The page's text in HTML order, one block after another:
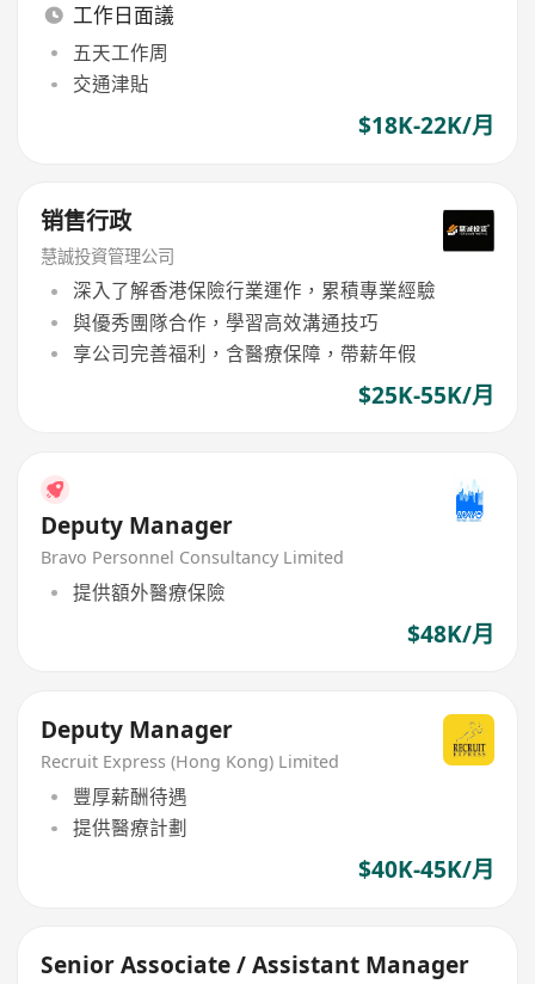
工作日面議
五天工作周
交通津貼
$18K-22K/月
销售行政
慧誠投資管理公司
深入了解香港保險行業運作，累積專業經驗
與優秀團隊合作，學習高效溝通技巧
享公司完善福利，含醫療保障，帶薪年假
$25K-55K/月
Deputy Manager
Bravo Personnel Consultancy Limited
提供額外醫療保險
$48K/月
Deputy Manager
Recruit Express (Hong Kong) Limited
豐厚薪酬待遇
提供醫療計劃
$40K-45K/月
Senior Associate / Assistant Manager